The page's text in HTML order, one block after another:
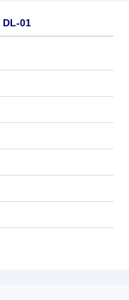
DL-01